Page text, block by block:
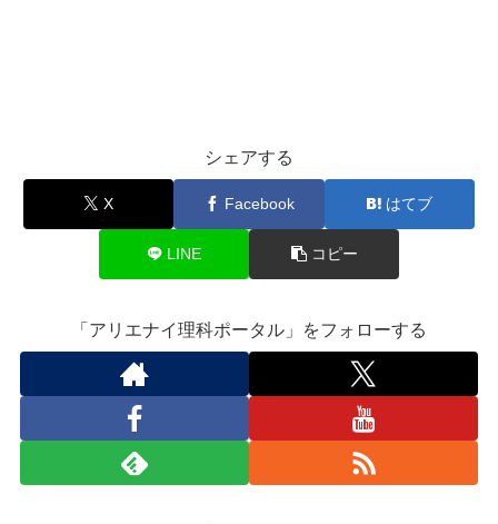
シェアする
X Facebook はてブ
LINE コピー
「アリエナイ理科ポータル」をフォローする